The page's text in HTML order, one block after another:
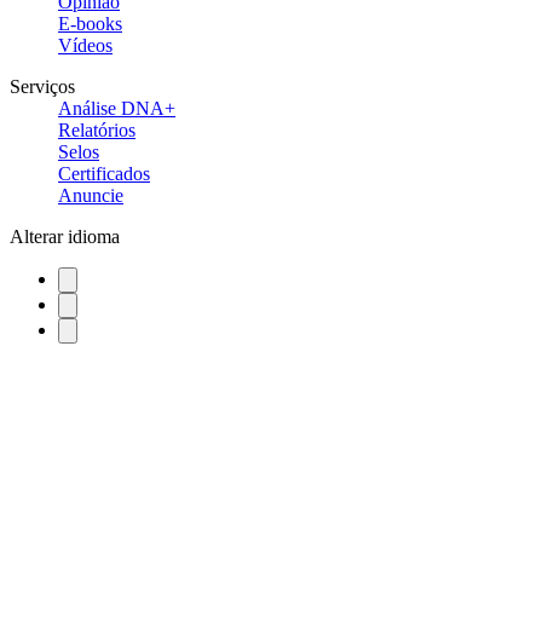
E-books
Vídeos
Serviços
Análise DNA+
Relatórios
Selos
Certificados
Anuncie
Alterar idioma